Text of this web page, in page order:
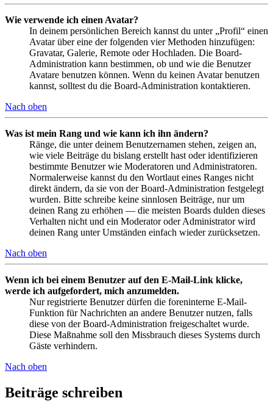
Wie verwende ich einen Avatar?
In deinem persönlichen Bereich kannst du unter „Profil“ einen
Avatar über eine der folgenden vier Methoden hinzufügen:
Gravatar, Galerie, Remote oder Hochladen. Die Board-
Administration kann bestimmen, ob und wie die Benutzer
Avatare benutzen können. Wenn du keinen Avatar benutzen
kannst, solltest du die Board-Administration kontaktieren.
Nach oben
Was ist mein Rang und wie kann ich ihn ändern?
Ränge, die unter deinem Benutzernamen stehen, zeigen an,
wie viele Beiträge du bislang erstellt hast oder identifizieren
bestimmte Benutzer wie Moderatoren und Administratoren.
Normalerweise kannst du den Wortlaut eines Ranges nicht
direkt ändern, da sie von der Board-Administration festgelegt
wurden. Bitte schreibe keine sinnlosen Beiträge, nur um
deinen Rang zu erhöhen — die meisten Boards dulden dieses
Verhalten nicht und ein Moderator oder Administrator wird
deinen Rang unter Umständen einfach wieder zurücksetzen.
Nach oben
Wenn ich bei einem Benutzer auf den E-Mail-Link klicke,
werde ich aufgefordert, mich anzumelden.
Nur registrierte Benutzer dürfen die foreninterne E-Mail-
Funktion für Nachrichten an andere Benutzer nutzen, falls
diese von der Board-Administration freigeschaltet wurde.
Diese Maßnahme soll den Missbrauch dieses Systems durch
Gäste verhindern.
Nach oben
Beiträge schreiben